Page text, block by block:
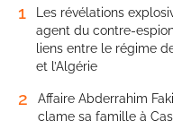
1
Les révélations
agent du contre-
liens entre le régime
et l’Algérie
2
Affaire Abderrahim
clame sa famille à